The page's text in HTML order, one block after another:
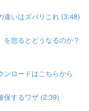
いはズバリこれ (3:48)
怠るとどうなるのか？
ロードはこちらから
するワザ (2:39)